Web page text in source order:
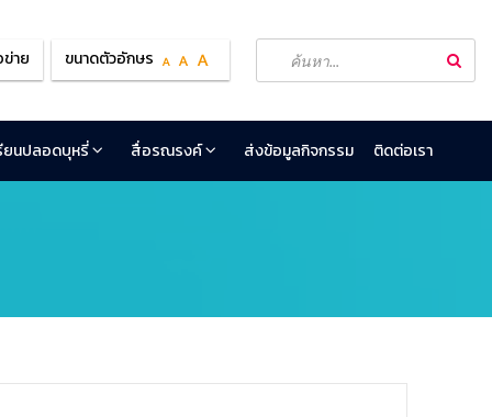
ขนาดตัวอักษร
าย
ยนปลอดบุหรี่ สื่อรณรงค์ ส่งข้อมูลกิจกรรม ติดต่อเรา